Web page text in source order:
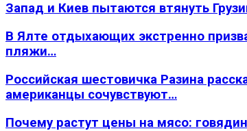
Запад и Киев пытаются втянуть
В Ялте отдыхающих экстренно
пляжи…
Российская шестовичка Разина
американцы сочувствуют…
Почему растут цены на мясо: